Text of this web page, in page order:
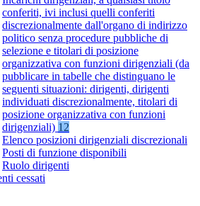
conferiti, ivi inclusi quelli conferiti
discrezionalmente dall'organo di indirizzo
politico senza procedure pubbliche di
selezione e titolari di posizione
organizzativa con funzioni dirigenziali (da
pubblicare in tabelle che distinguano le
seguenti situazioni: dirigenti, dirigenti
individuati discrezionalmente, titolari di
posizione organizzativa con funzioni
dirigenziali) 12
Elenco posizioni dirigenziali discrezionali
Posti di funzione disponibili
Ruolo dirigenti
cessati